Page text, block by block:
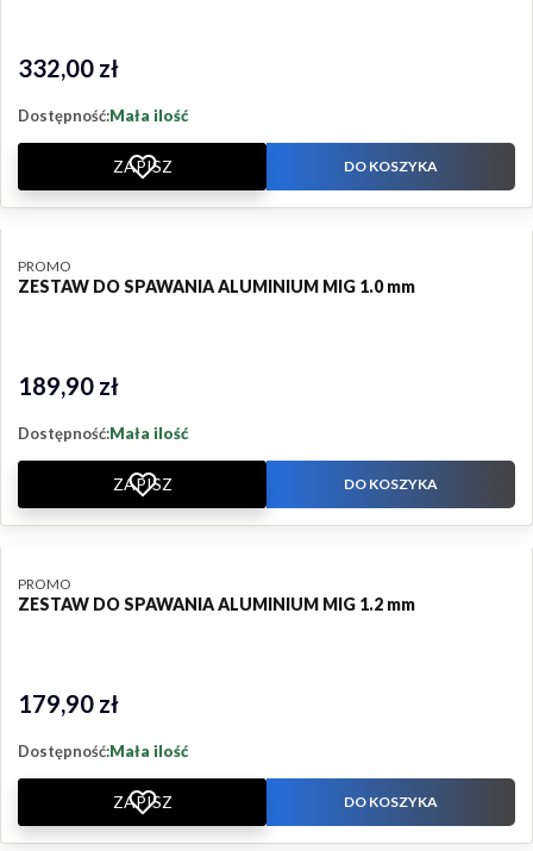
Cena
332,00 zł
Dostępność:Mała ilość
ZAPISZ DO KOSZYKA
ZESTAW DO SPAWANIA ALUMINIUM MIG 1.0 mm
PRODUCENT
PROMO
Cena
189,90 zł
Dostępność:Mała ilość
ZAPISZ DO KOSZYKA
ZESTAW DO SPAWANIA ALUMINIUM MIG 1.2 mm
PRODUCENT
PROMO
Cena
179,90 zł
Dostępność:Mała ilość
ZAPISZ DO KOSZYKA